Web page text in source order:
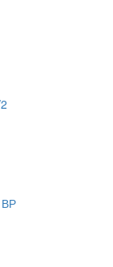
ВР